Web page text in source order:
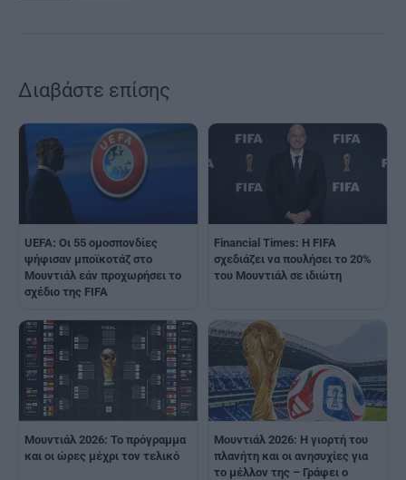
Διαβάστε επίσης
UEFA: Οι 55 ομοσπονδίες
ψήφισαν μποϊκοτάζ στο
Μουντιάλ εάν προχωρήσει το
σχέδιο της FIFA
Financial Times: Η FIFA
σχεδιάζει να πουλήσει το 20%
του Μουντιάλ σε ιδιώτη
Μουντιάλ 2026: Το πρόγραμμα
και οι ώρες μέχρι τον τελικό
Μουντιάλ 2026: Η γιορτή του
πλανήτη και οι ανησυχίες για
το μέλλον της – Γράφει ο